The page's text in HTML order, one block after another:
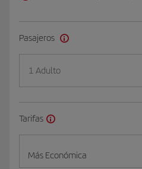
Pasajeros
1 Adulto
Tarifas
Más Económica